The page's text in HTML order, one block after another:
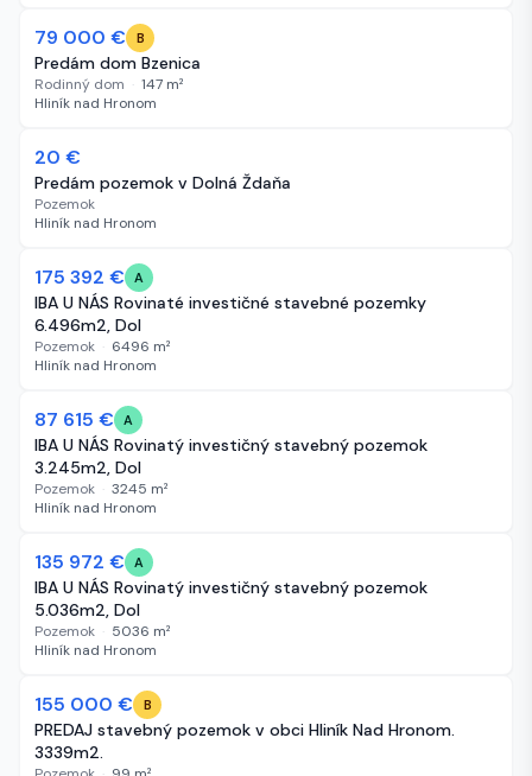
60 dní
79 000 € B
Predám dom Bzenica
Rodinný dom · 147 m²
Hliník nad Hronom
60 dní
20 €
Predám pozemok v Dolná Ždaňa
Pozemok
Hliník nad Hronom
60 dní
175 392 € A
IBA U NÁS Rovinaté investičné stavebné pozemky
6.496m2, Dol
Pozemok · 6496 m²
Hliník nad Hronom
60 dní
87 615 € A
IBA U NÁS Rovinatý investičný stavebný pozemok
3.245m2, Dol
Pozemok · 3245 m²
Hliník nad Hronom
60 dní
135 972 € A
IBA U NÁS Rovinatý investičný stavebný pozemok
5.036m2, Dol
Pozemok · 5036 m²
Hliník nad Hronom
60 dní
155 000 € B
PREDAJ stavebný pozemok v obci Hliník Nad Hronom.
3339m2.